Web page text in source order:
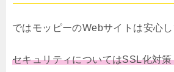
ではモッピーのWebサイトは安心し
セキュリティについてはSSL化対